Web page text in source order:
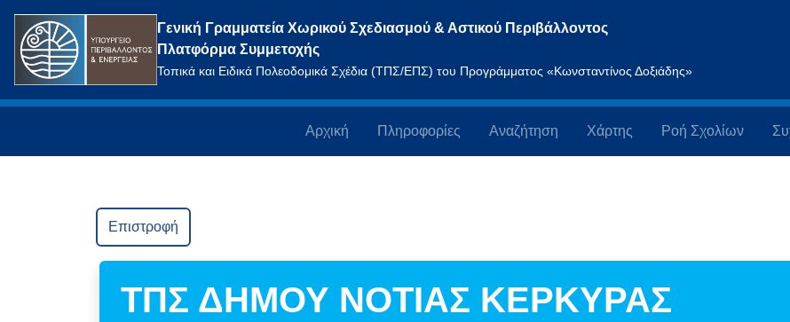
Γενική Γραμματεία Χωρικού Σχεδιασμού & Αστικού Περιβάλλοντος
Πλατφόρμα Συμμετοχής
Τοπικά και Ειδικά Πολεοδομικά Σχέδια (ΤΠΣ/ΕΠΣ) του Προγράμματος «Κωνσταντίνος Δοξιάδης»
Αρχική Πληροφορίες Αναζήτηση Χάρτης Ροή Σχολίων
Επιστροφή
ΤΠΣ ΔΗΜΟΥ ΝΟΤΙΑΣ ΚΕΡΚΥΡΑΣ